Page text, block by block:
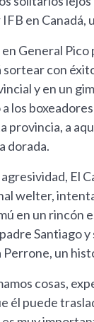
en Canadá,
General
sortear con
y en un
los
provincia, a
dorada.
El
welter,
en un rincón
Santiago
Perrone, un
cosas,
él puede